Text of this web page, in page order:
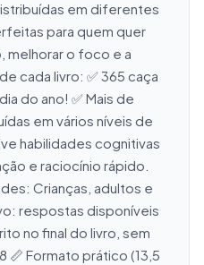
em diferentes
para quem quer
melhorar o foco e a
cada livro: ✅ 365 caça
do ano! ✅ Mais de
em vários níveis de
habilidades cognitivas
e raciocínio rápido.
Crianças, adultos e
respostas disponíveis
no final do livro, sem
📏 Formato prático (13,5